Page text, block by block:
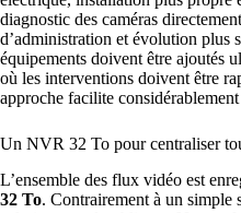
diagnostic des caméras
d’administration et évolution plus
équipements doivent être ajoutés
où les interventions doivent être
approche facilite
Un NVR 32 To pour centraliser
L’ensemble des flux vidéo est
32 To. Contrairement à un simple